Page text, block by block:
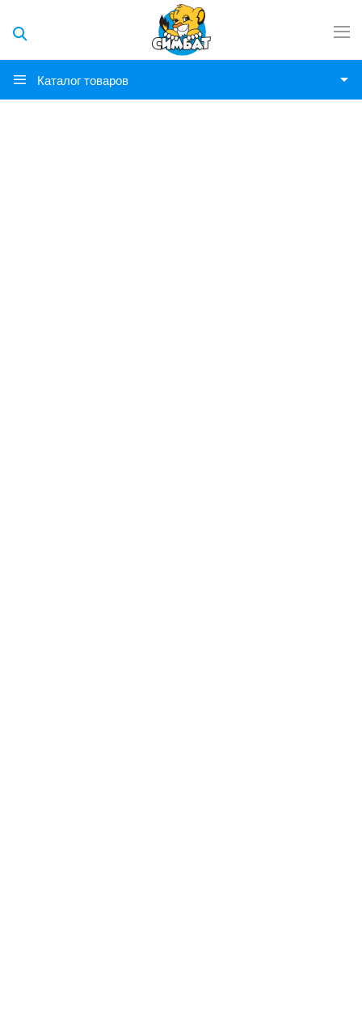
Каталог товаров